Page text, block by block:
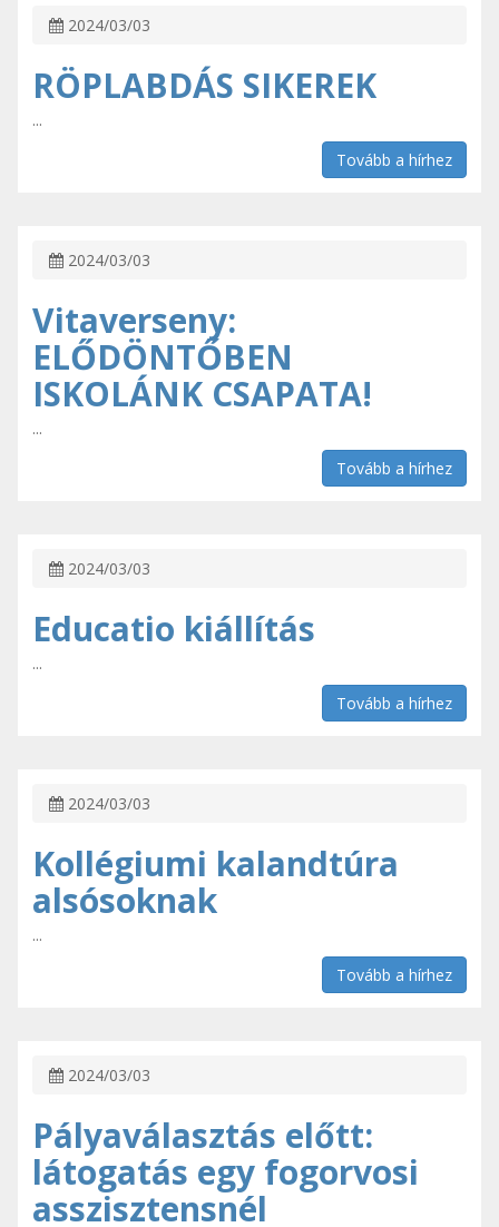
2024/03/03
RÖPLABDÁS SIKEREK
...
Tovább a hírhez
2024/03/03
Vitaverseny:
ELŐDÖNTŐBEN
ISKOLÁNK CSAPATA!
...
Tovább a hírhez
2024/03/03
Educatio kiállítás
...
Tovább a hírhez
2024/03/03
Kollégiumi kalandtúra
alsósoknak
...
Tovább a hírhez
2024/03/03
Pályaválasztás előtt:
látogatás egy fogorvosi
asszisztensnél